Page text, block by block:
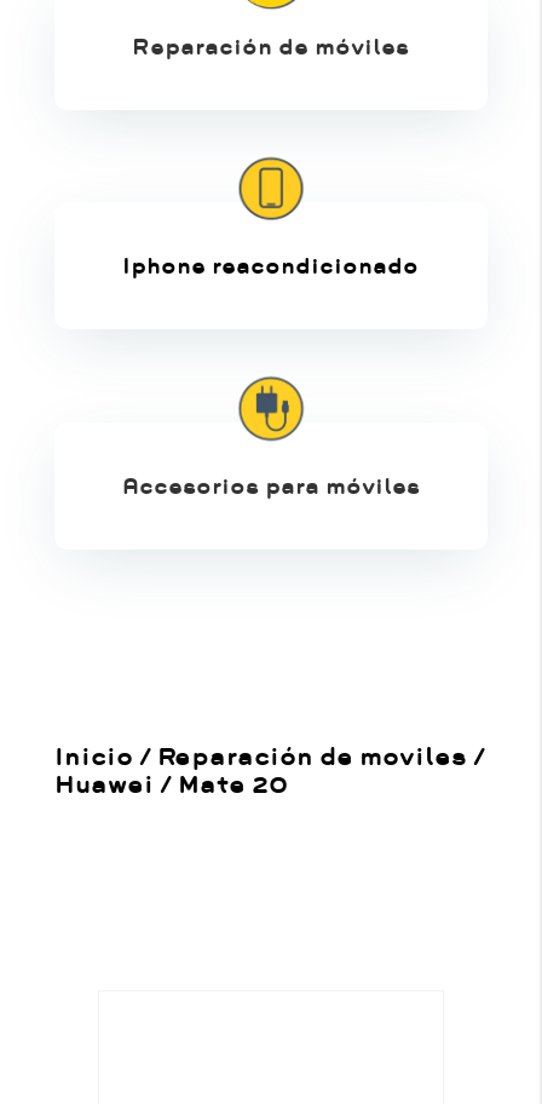
Reparación de móviles
Iphone reacondicionado
Accesorios para móviles
Inicio / Reparación de moviles /
Huawei / Mate 20